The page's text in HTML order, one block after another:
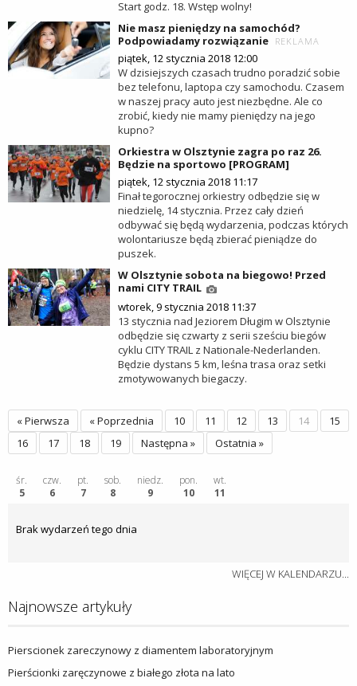
Start godz. 18. Wstęp wolny!
Nie masz pieniędzy na samochód?
Podpowiadamy rozwiązanie REKLAMA
piątek, 12 stycznia 2018 12:00
W dzisiejszych czasach trudno poradzić sobie
bez telefonu, laptopa czy samochodu. Czasem
w naszej pracy auto jest niezbędne. Ale co
zrobić, kiedy nie mamy pieniędzy na jego
kupno?
Orkiestra w Olsztynie zagra po raz 26.
Będzie na sportowo [PROGRAM]
piątek, 12 stycznia 2018 11:17
Finał tegorocznej orkiestry odbędzie się w
niedzielę, 14 stycznia. Przez cały dzień
odbywać się będą wydarzenia, podczas których
wolontariusze będą zbierać pieniądze do
puszek.
W Olsztynie sobota na biegowo! Przed
nami CITY TRAIL
wtorek, 9 stycznia 2018 11:37
13 stycznia nad Jeziorem Długim w Olsztynie
odbędzie się czwarty z serii sześciu biegów
cyklu CITY TRAIL z Nationale-Nederlanden.
Będzie dystans 5 km, leśna trasa oraz setki
zmotywowanych biegaczy.
« Pierwsza « Poprzednia 10 11 12 13 14
15
16
17 18 19 Następna » Ostatnia »
śr.
5
czw.
6
pt.
7
sob.
8
niedz.
9
pon.
10
wt.
11
Brak wydarzeń tego dnia
WIĘCEJ W KALENDARZU...
Najnowsze artykuły
Pierscionek zareczynowy z diamentem laboratoryjnym
Pierścionki zaręczynowe z białego złota na lato